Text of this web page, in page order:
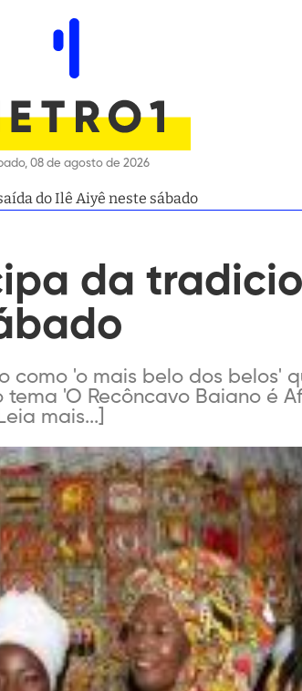
08 de agosto de 2026
do Ilê Aiyê neste sábado
da
como 'o mais belo dos belos'
'O Recôncavo Baiano é
mais...]